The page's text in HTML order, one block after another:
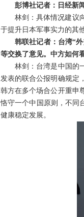
彭博社记者：日经新
林剑：具体情况建议
于提升日本军事实力的其
韩联社记者：台湾“
等交换了意见。中方如何
林剑：台湾是中国的
发表的联合公报明确规定
韩方在多个场合公开重申
恪守一个中国原则，不同
健康稳定发展。